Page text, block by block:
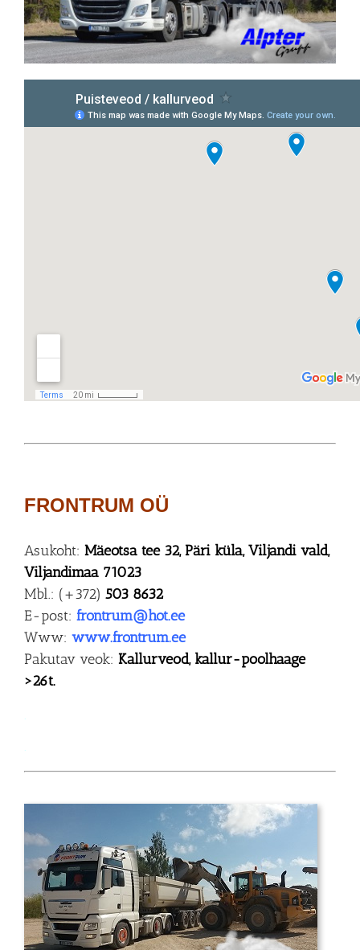
FRONTRUM OÜ
Asukoht: Mäeotsa tee 32, Päri küla, Viljandi vald,
Viljandimaa 71023
Mbl.: (+372) 503 8632
E-post: frontrum@hot.ee
Www: www.frontrum.ee
Pakutav veok: Kallurveod, kallur-poolhaage
>26t.
.
.